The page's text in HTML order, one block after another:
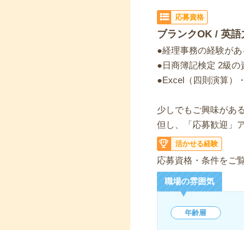
応募資格
ブランクOK / 英語
●経理事務の経験があ
●日商簿記検定 2級の
●Excel（四則演算）
少しでもご興味があ
但し、「応募歓迎」
活かせる経験
応募資格・条件をご
職場の雰囲気
年齢層